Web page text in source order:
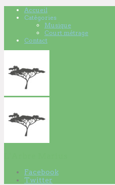
Accueil
Catégories
Musique
Court métrage
Contact
Facebook
Twitter